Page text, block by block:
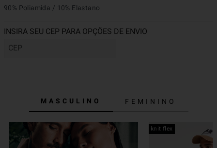
90% Poliamida / 10% Elastano
MASCULINO FEMININO
knit flex